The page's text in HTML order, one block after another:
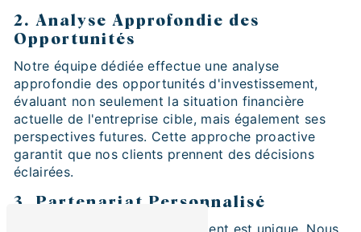
2. Analyse Approfondie des
Opportunités
Notre équipe dédiée effectue une analyse
approfondie des opportunités d'investissement,
évaluant non seulement la situation financière
actuelle de l'entreprise cible, mais également ses
perspectives futures. Cette approche proactive
garantit que nos clients prennent des décisions
éclairées.
3. Partenariat Personnalisé